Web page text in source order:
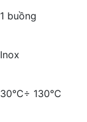
1 buồng
Inox
30°C÷ 130°C